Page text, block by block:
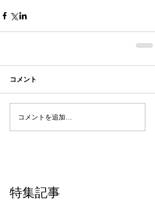
コメント
コメントを追加…
特集記事